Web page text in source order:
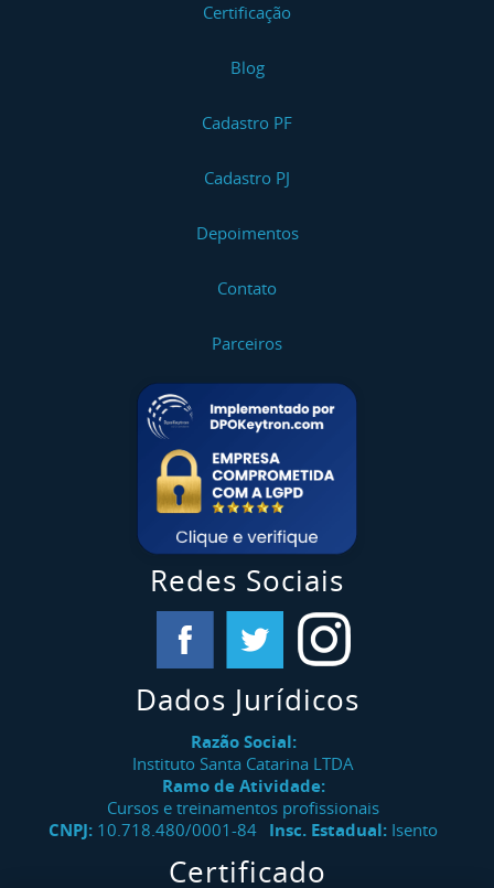
Certificação
Blog
Cadastro PF
Cadastro PJ
Depoimentos
Contato
Parceiros
Redes Sociais
Dados Jurídicos
Razão Social:
Instituto Santa Catarina LTDA
Ramo de Atividade:
Cursos e treinamentos profissionais
CNPJ: 10.718.480/0001-84 Insc. Estadual: Isento
Certificado